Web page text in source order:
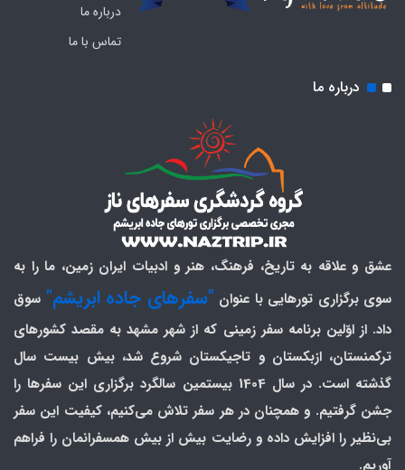
درباره ما
تماس با ما
درباره ما
عشق و علاقه به تاریخ، فرهنگ، هنر و ادبیات ایران زمین، ما را به
سوی برگزاری تورهایی با عنوان "سفرهای جاده ابریشم" سوق
داد. از اوّلین برنامه سفر زمینی که از شهر مشهد به مقصد کشورهای
ترکمنستان، ازبکستان و تاجیکستان شروع شد، بیش بیست سال
گذشته است. در سال 1404 بیستمین سالگرد برگزاری این سفرها را
جشن گرفتیم. و همچنان در هر سفر تلاش می‌کنیم، کیفیت این سفر
بی‌نظیر را افزایش داده و رضایت بیش از بیش همسفرانمان را فراهم
آوریم.